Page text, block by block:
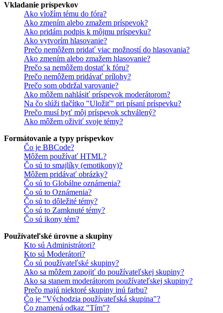
Vkladanie príspevkov
Ako vložím tému do fóra?
Ako zmením alebo zmažem príspevok?
Ako pridám podpis k môjmu príspevku?
Ako vytvorím hlasovanie?
Prečo nemôžem pridať viac možností do hlasovania?
Ako zmením alebo zmažem hlasovanie?
Prečo sa nemôžem dostať k fóru?
Prečo nemôžem pridávať prílohy?
Prečo som obdržal varovanie?
Ako môžem nahlásiť príspevok moderátorom?
Na čo slúži tlačítko "Uložiť" pri písaní príspevku?
Prečo musí byť môj príspevok schválený?
Ako môžem oživiť svoje témy?
Formátovanie a typy príspevkov
Čo je BBCode?
Môžem používať HTML?
Čo sú to smajlíky (emotikony)?
Môžem pridávať obrázky?
Čo sú to Globálne oznámenia?
Čo sú to Oznámenia?
Čo sú to dôležité témy?
Čo sú to Zamknuté témy?
Čo sú ikony tém?
Používateľské úrovne a skupiny
Kto sú Administrátori?
Kto sú Moderátori?
Čo sú používateľské skupiny?
Ako sa môžem zapojiť do používateľskej skupiny?
Ako sa stanem moderátorom používateľskej skupiny?
Prečo majú niektoré skupiny inú farbu?
Čo je "Východzia používateľská skupina"?
Čo znamená odkaz "Tím"?